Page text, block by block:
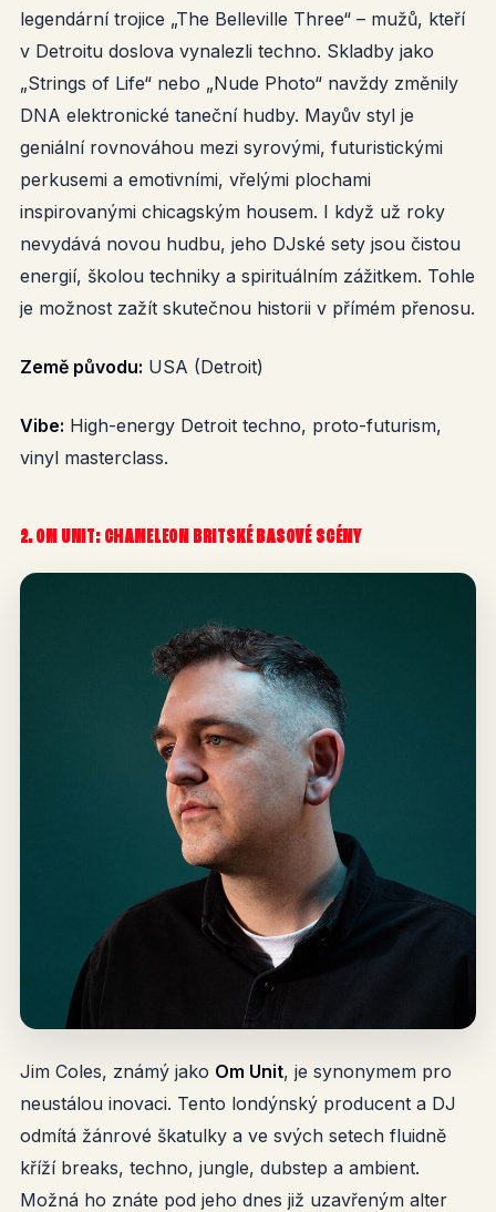
legendární trojice „The Belleville Three“ – mužů, kteří
v Detroitu doslova vynalezli techno. Skladby jako
„Strings of Life“ nebo „Nude Photo“ navždy změnily
DNA elektronické taneční hudby. Mayův styl je
geniální rovnováhou mezi syrovými, futuristickými
perkusemi a emotivními, vřelými plochami
inspirovanými chicagským housem. I když už roky
nevydává novou hudbu, jeho DJské sety jsou čistou
energií, školou techniky a spirituálním zážitkem. Tohle
je možnost zažít skutečnou historii v přímém přenosu.
Země původu: USA (Detroit)
Vibe: High-energy Detroit techno, proto-futurism,
vinyl masterclass.
2. OM UNIT: CHAMELEON BRITSKÉ BASOVÉ SCÉNY
Jim Coles, známý jako Om Unit, je synonymem pro
neustálou inovaci. Tento londýnský producent a DJ
odmítá žánrové škatulky a ve svých setech fluidně
kříží breaks, techno, jungle, dubstep a ambient.
Možná ho znáte pod jeho dnes již uzavřeným alter